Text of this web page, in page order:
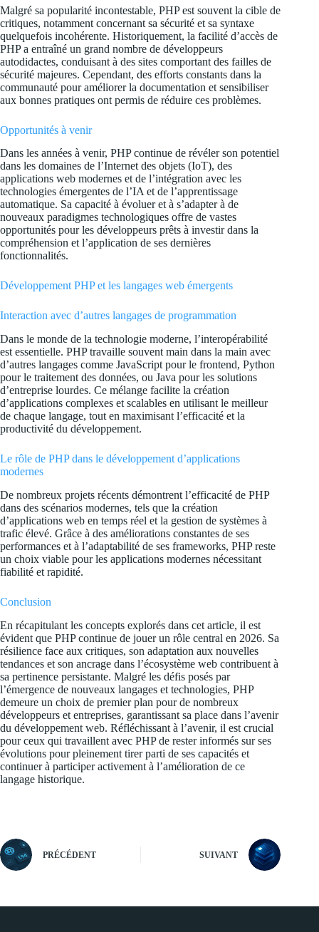
Malgré sa popularité incontestable, PHP est souvent la cible de
critiques, notamment concernant sa sécurité et sa syntaxe
quelquefois incohérente. Historiquement, la facilité d’accès de
PHP a entraîné un grand nombre de développeurs
autodidactes, conduisant à des sites comportant des failles de
sécurité majeures. Cependant, des efforts constants dans la
communauté pour améliorer la documentation et sensibiliser
aux bonnes pratiques ont permis de réduire ces problèmes.
Opportunités à venir
Dans les années à venir, PHP continue de révéler son potentiel
dans les domaines de l’Internet des objets (IoT), des
applications web modernes et de l’intégration avec les
technologies émergentes de l’IA et de l’apprentissage
automatique. Sa capacité à évoluer et à s’adapter à de
nouveaux paradigmes technologiques offre de vastes
opportunités pour les développeurs prêts à investir dans la
compréhension et l’application de ses dernières
fonctionnalités.
Développement PHP et les langages web émergents
Interaction avec d’autres langages de programmation
Dans le monde de la technologie moderne, l’interopérabilité
est essentielle. PHP travaille souvent main dans la main avec
d’autres langages comme JavaScript pour le frontend, Python
pour le traitement des données, ou Java pour les solutions
d’entreprise lourdes. Ce mélange facilite la création
d’applications complexes et scalables en utilisant le meilleur
de chaque langage, tout en maximisant l’efficacité et la
productivité du développement.
Le rôle de PHP dans le développement d’applications
modernes
De nombreux projets récents démontrent l’efficacité de PHP
dans des scénarios modernes, tels que la création
d’applications web en temps réel et la gestion de systèmes à
trafic élevé. Grâce à des améliorations constantes de ses
performances et à l’adaptabilité de ses frameworks, PHP reste
un choix viable pour les applications modernes nécessitant
fiabilité et rapidité.
Conclusion
En récapitulant les concepts explorés dans cet article, il est
évident que PHP continue de jouer un rôle central en 2026. Sa
résilience face aux critiques, son adaptation aux nouvelles
tendances et son ancrage dans l’écosystème web contribuent à
sa pertinence persistante. Malgré les défis posés par
l’émergence de nouveaux langages et technologies, PHP
demeure un choix de premier plan pour de nombreux
développeurs et entreprises, garantissant sa place dans l’avenir
du développement web. Réfléchissant à l’avenir, il est crucial
pour ceux qui travaillent avec PHP de rester informés sur ses
évolutions pour pleinement tirer parti de ses capacités et
continuer à participer activement à l’amélioration de ce
langage historique.
PRÉCÉDENT SUIVANT